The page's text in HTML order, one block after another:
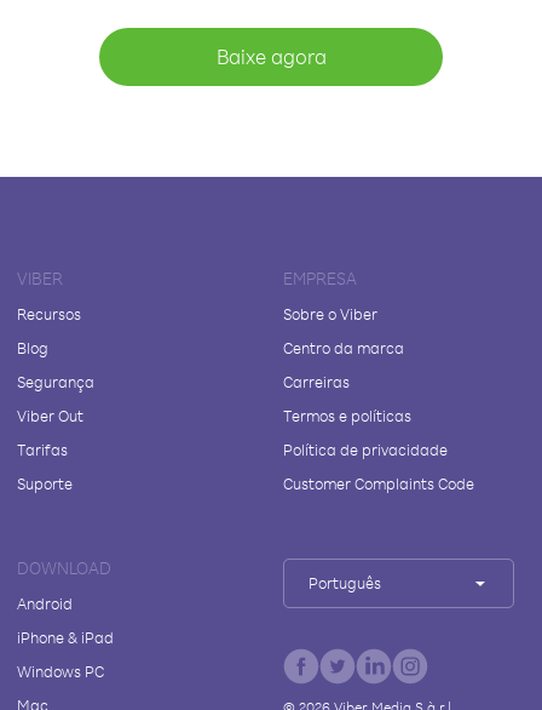
Baixe agora
VIBER
Recursos
Blog
Segurança
Viber Out
Tarifas
Suporte
EMPRESA
Sobre o Viber
Centro da marca
Carreiras
Termos e políticas
Política de privacidade
Customer Complaints Code
DOWNLOAD
Android
iPhone & iPad
Windows PC
Mac
Português